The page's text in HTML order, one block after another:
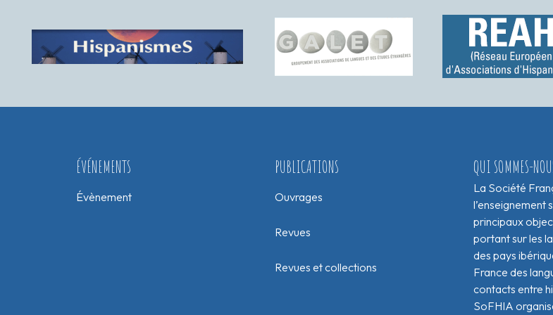
ÉVÉNEMENTS
Évènement
PUBLICATIONS
Ouvrages
Revues
Revues et collections
QUI SOMMES-
La Société
l’enseignement
principaux
portant sur les
des pays
France des
contacts entre
SoFHIA